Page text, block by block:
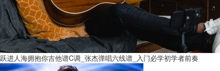
跃进人海拥抱你吉他谱C调_张杰弹唱六线谱_入门必学初学者前奏